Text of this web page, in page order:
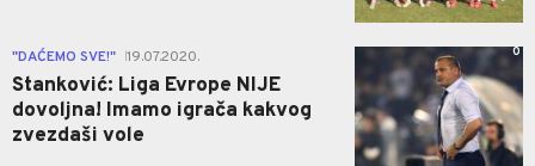
"DAĆEMO SVE!" 19.07.2020.
Stanković: Liga Evrope NIJE
dovoljna! Imamo igrača kakvog
zvezdaši vole
0